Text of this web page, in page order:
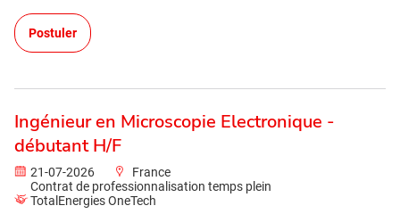
Postuler
Ingénieur en Microscopie Electronique -
débutant H/F
21-07-2026
France
Contrat de professionnalisation temps plein
TotalEnergies OneTech